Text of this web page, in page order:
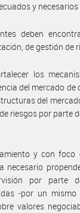
y
deben
de gestión de
los
del mercado
del
riesgos por parte
y con
necesario
por parte
-por un
valores